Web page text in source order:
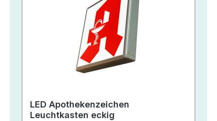
LED Apothekenzeichen
Leuchtkasten eckig